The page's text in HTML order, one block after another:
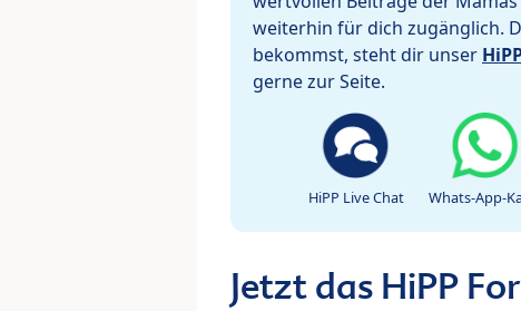
weiterhin für dich zugänglich.
bekommst, steht dir unser
gerne zur Seite.
HiPP Live Chat Whats-App-
Jetzt das HiPP